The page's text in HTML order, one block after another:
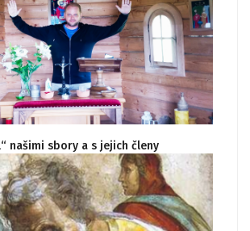
našimi sbory a s jejich členy